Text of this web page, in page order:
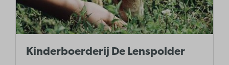
Kinderboerderij De Lenspolder